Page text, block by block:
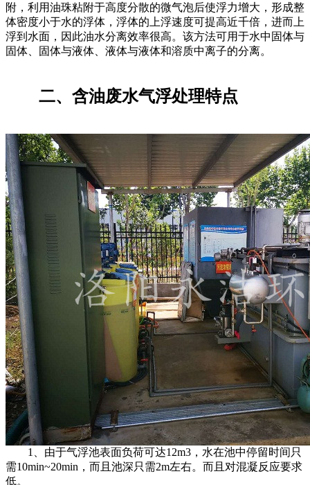
附，利用油珠粘附于高度分散的微气泡后使浮力增大，形成整
体密度小于水的浮体，浮体的上浮速度可提高近千倍，进而上
浮到水面，因此油水分离效率很高。该方法可用于水中固体与
固体、固体与液体、液体与液体和溶质中离子的分离。
二、含油废水气浮处理特点
1、由于气浮池表面负荷可达12m3，水在池中停留时间只
需10min~20min，而且池深只需2m左右。而且对混凝反应要求
低。